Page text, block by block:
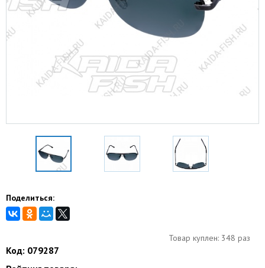
Поделиться:
Товар куплен: 348 раз
Код: 079287